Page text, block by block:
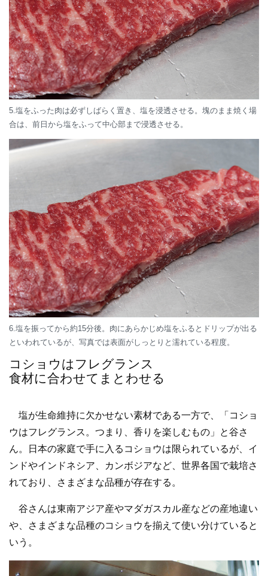
5.塩をふった肉は必ずしばらく置き、塩を浸透させる。塊のまま焼く場
合は、前日から塩をふって中心部まで浸透させる。
6.塩を振ってから約15分後。肉にあらかじめ塩をふるとドリップが出る
といわれているが、写真では表面がしっとりと濡れている程度。
コショウはフレグランス
食材に合わせてまとわせる
塩が生命維持に欠かせない素材である一方で、「コショ
ウはフレグランス。つまり、香りを楽しむもの」と谷さ
ん。日本の家庭で手に入るコショウは限られているが、イ
ンドやインドネシア、カンボジアなど、世界各国で栽培さ
れており、さまざまな品種が存在する。
谷さんは東南アジア産やマダガスカル産などの産地違い
や、さまざまな品種のコショウを揃えて使い分けていると
いう。